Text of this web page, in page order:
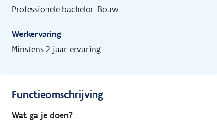
Professionele bachelor: Bouw
Werkervaring
Minstens 2 jaar ervaring
Functieomschrijving
Wat ga je doen?